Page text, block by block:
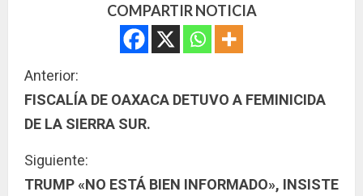
COMPARTIR NOTICIA
S
i
u
Anterior:
FISCALÍA DE OAXACA DETUVO A FEMINICIDA
DE LA SIERRA SUR.
Siguiente:
TRUMP «NO ESTÁ BIEN INFORMADO», INSISTE